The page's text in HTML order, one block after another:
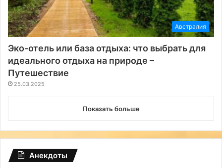
Австралия
Эко-отель или база отдыха: что выбрать для
идеального отдыха на природе –
Путешествие
25.03.2025
Показать больше
Анекдоты